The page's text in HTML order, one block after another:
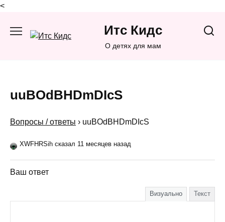
<
содержанию
Итс Кидс
О детях для мам
uuBOdBHDmDIcS
Вопросы / ответы › uuBOdBHDmDIcS
XWFHRSih сказал 11 месяцев назад
Ваш ответ
Визуально Текст